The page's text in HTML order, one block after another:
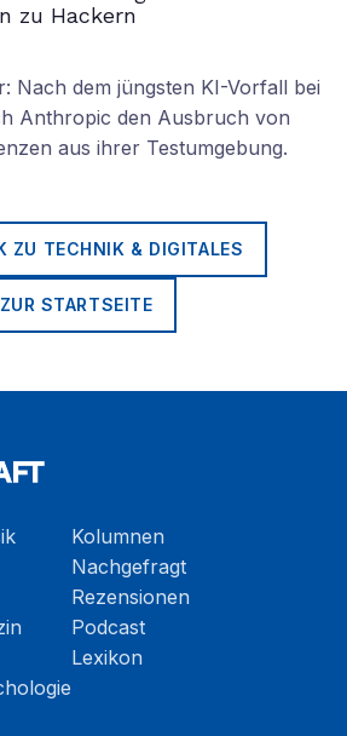
zu Hackern
Nach dem jüngsten KI-Vorfall bei
Anthropic den Ausbruch von
aus ihrer Testumgebung.
ZU TECHNIK & DIGITALES
ZUR STARTSEITE
Kolumnen
Nachgefragt
Rezensionen
Podcast
Lexikon